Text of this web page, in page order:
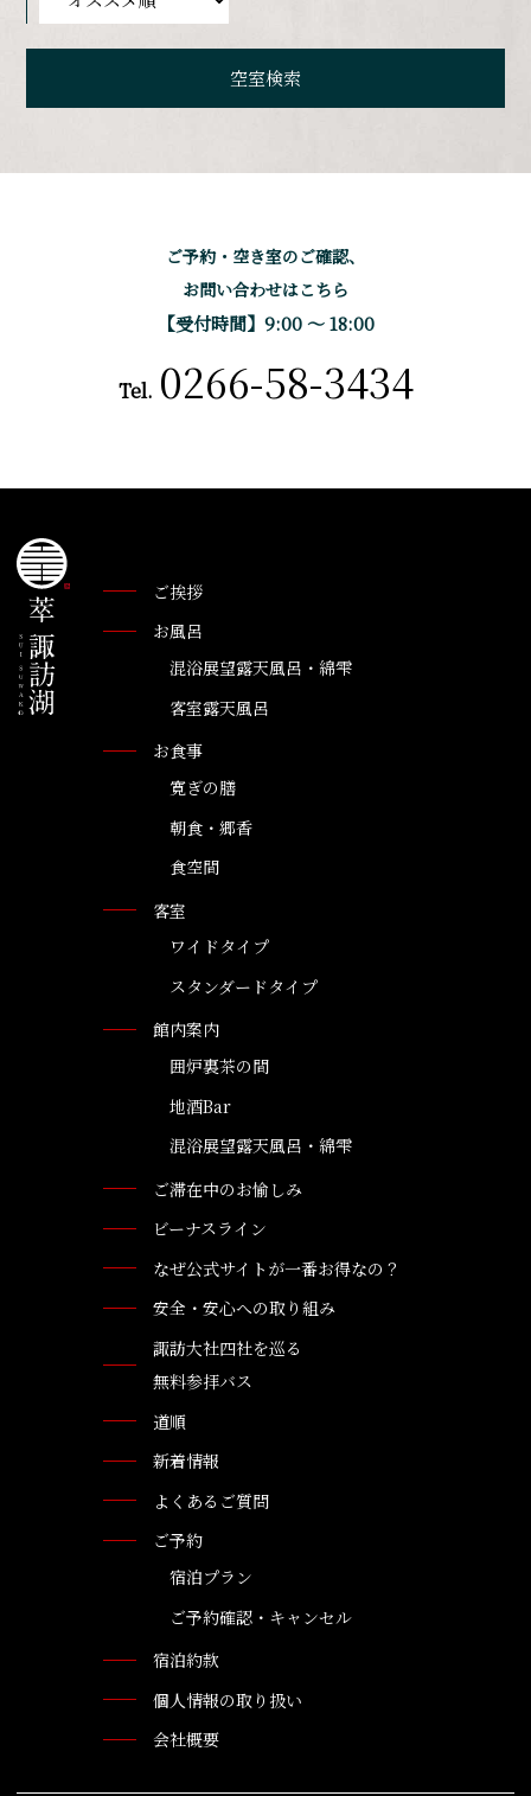
ご予約・空き室のご確認、
お問い合わせはこちら
【受付時間】9:00 〜 18:00
Tel. 0266-58-3434
ご挨拶
お風呂
混浴展望露天風呂・綿雫
客室露天風呂
お食事
寛ぎの膳
朝食・郷香
食空間
客室
ワイドタイプ
スタンダードタイプ
館内案内
囲炉裏茶の間
地酒Bar
混浴展望露天風呂・綿雫
ご滞在中のお愉しみ
ビーナスライン
なぜ公式サイトが一番お得なの？
安全・安心への取り組み
諏訪大社四社を巡る
無料参拝バス
道順
新着情報
よくあるご質問
ご予約
宿泊プラン
ご予約確認・キャンセル
宿泊約款
個人情報の取り扱い
会社概要